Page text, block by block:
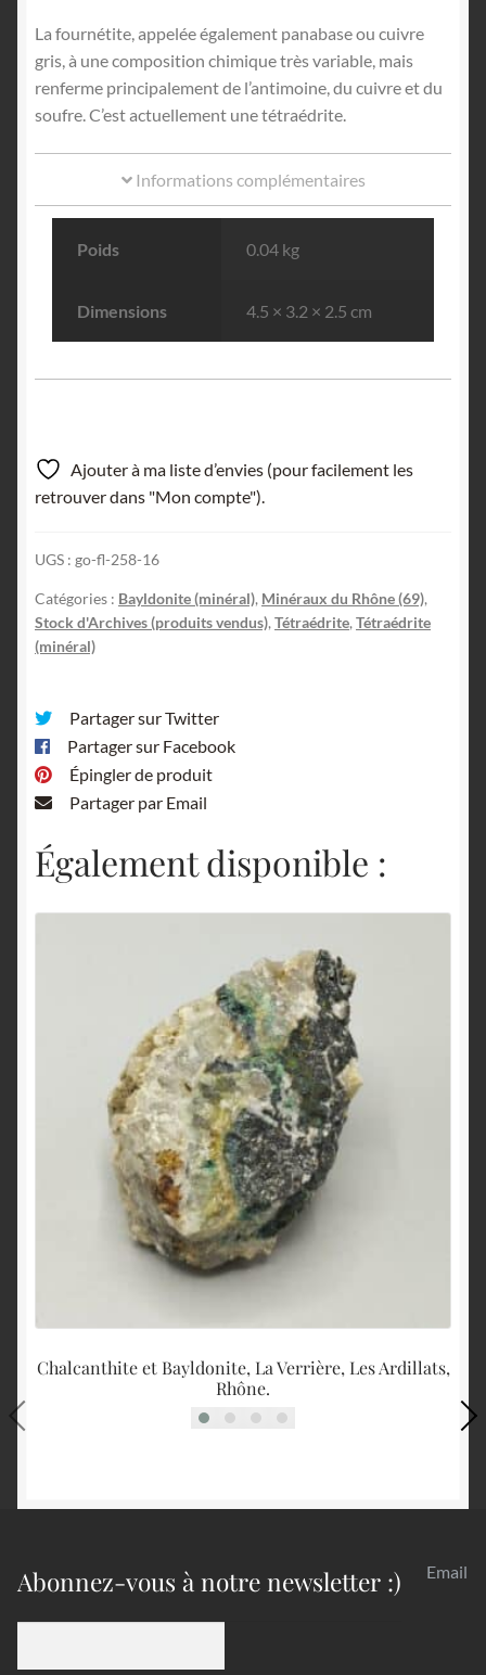
La fournétite, appelée également panabase ou cuivre
gris, à une composition chimique très variable, mais
renferme principalement de l’antimoine, du cuivre et du
soufre. C’est actuellement une tétraédrite.
Informations complémentaires
Poids 0.04 kg
Dimensions 4.5 × 3.2 × 2.5 cm
Ajouter à ma liste d’envies (pour facilement les
retrouver dans "Mon compte").
UGS : go-fl-258-16
Catégories : Bayldonite (minéral), Minéraux du Rhône (69),
Stock d'Archives (produits vendus), Tétraédrite, Tétraédrite
(minéral)
Partager sur Twitter
Partager sur Facebook
Épingler de produit
Partager par Email
Également disponible :
Chalcanthite et Bayldonite, La Verrière, Les Ardillats,
Rhône.
Abonnez-vous à notre newsletter :) Email